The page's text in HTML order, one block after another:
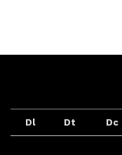
Dl Dt Dc